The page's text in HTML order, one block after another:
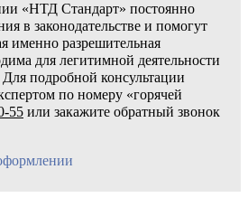
«НТД Стандарт» постоянно
в законодательстве и помогут
именно разрешительная
для легитимной деятельности
подробной консультации
по номеру «горячей
55 или закажите обратный звонок